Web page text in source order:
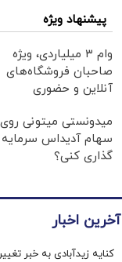
پیشنهاد ویژه
وام ۳ میلیاردی، ویژه
صاحبان فروشگاه‌های
آنلاین و حضوری
میدونستی میتونی روی
سهام آدیداس سرمایه
گذاری کنی؟
آخرین اخبار
کنایه زیدآبادی به خبر